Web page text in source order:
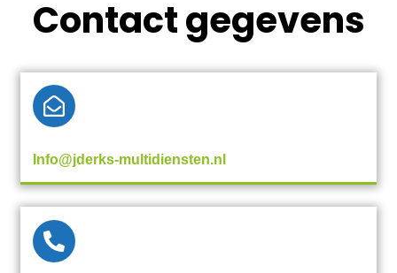
Contact gegevens
Info@jderks-multidiensten.nl